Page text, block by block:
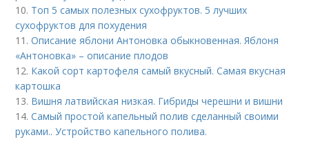
10. Топ 5 самых полезных сухофруктов. 5 лучших
сухофруктов для похудения
11.Описание яблони Антоновка обыкновенная. Яблоня
«Антоновка» – описание плодов
12. Какой сорт картофеля самый вкусный. Самая вкусная
картошка
13. Вишня латвийская низкая. Гибриды черешни и вишни
14.Самый простой капельный полив сделанный своими
руками.. Устройство капельного полива.